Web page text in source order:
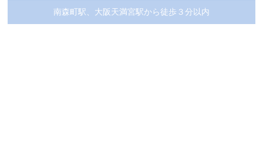
南森町駅、大阪天満宮駅から徒歩３分以内